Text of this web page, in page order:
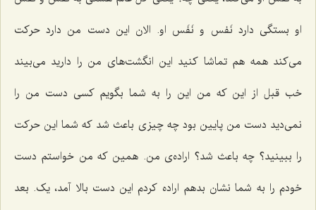
او بستگی دارد نَفس و نَفَس او. الان این دست من دارد حرکت
می‌کند همه هم تماشا کنید این انگشت‌های من را دارید می‌بیند
خب قبل از این که من این را به شما بگویم کسی دست من را
نمی‌دید دست من پایین بود چه چیزی باعث شد که شما این حرکت
را ببینید؟ چه باعث شد؟ اراده‌ی من. همین که من خواستم دست
خودم را به شما نشان بدهم اراده کردم این دست بالا آمد، یک. بعد